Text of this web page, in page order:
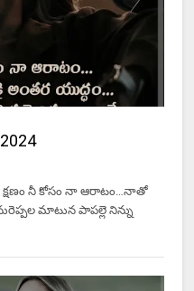
క్షణం నీ కోసం నా ఆరాటం…నాతో
మాటున పాపల్లె నిన్ను